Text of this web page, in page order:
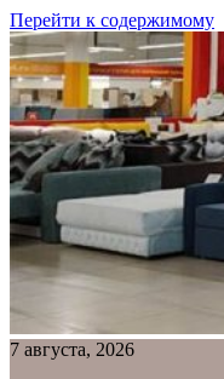
Перейти к содержимому
7 августа, 2026